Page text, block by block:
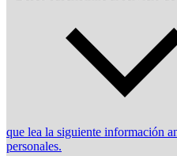
que lea la siguiente información
personales.